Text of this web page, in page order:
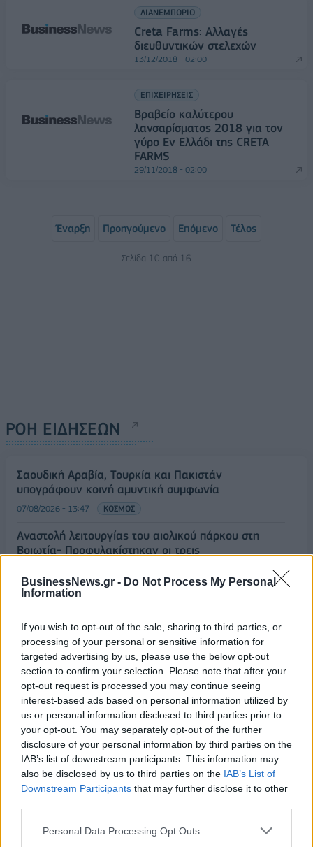
BusinessNews.gr - Do Not Process My Personal
Information
If you wish to opt-out of the sale, sharing to third parties, or
processing of your personal or sensitive information for
targeted advertising by us, please use the below opt-out
section to confirm your selection. Please note that after your
opt-out request is processed you may continue seeing
interest-based ads based on personal information utilized by
us or personal information disclosed to third parties prior to
your opt-out. You may separately opt-out of the further
disclosure of your personal information by third parties on the
IAB’s list of downstream participants. This information may
also be disclosed by us to third parties on the IAB’s List of
Downstream Participants that may further disclose it to other
Personal Data Processing Opt Outs
ΛΙΑΝΕΜΠΟΡΙΟ
Creta Farms: Αλλαγές
διευθυντικών στελεχών
13/12/2018 - 02:00
ΕΠΙΧΕΙΡΗΣΕΙΣ
Βραβείο καλύτερου
λανσαρίσματος 2018 για τον
γύρο Εν Ελλάδι της CRETA
FARMS
29/11/2018 - 02:00
Έναρξη Προηγούμενο Επόμενο Τέλος
Σελίδα 10 από 16
ΡΟΗ ΕΙΔΗΣΕΩΝ
Σαουδική Αραβία, Τουρκία και Πακιστάν
υπογράφουν κοινή αμυντική συμφωνία
07/08/2026 - 13:47 ΚΟΣΜΟΣ
Αναστολή λειτουργίας του αιολικού πάρκου στη
Βοιωτία- Προφυλακίστηκαν οι τρεις
07/08/2026 - 13:23 ΕΛΛΑΔΑ
Δείκτης Τιμών, με άνοδο 0,40%
07/08/2026 - 13:07 ΟΙΚΟΝΟΜΙΑ
ΕΛΣΤΑΤ: Στο 3,4% υποχώρησε ο πληθωρισμός τον
Ιούλιο
07/08/2026 - 12:46 ΟΙΚΟΝΟΜΙΑ
Εμπρησμός της Marfin: Προθεσμία έλαβε για την
απολογία της η 46χρονη κατηγορούμενη
ΕΛΛΑΔΑ
Η νέα σειρά foldables της Samsung διαθέσιμη στη
Vodafone
07/08/2026 - 11:57 ΤΕΧΝΟΛΟΓΙΑ